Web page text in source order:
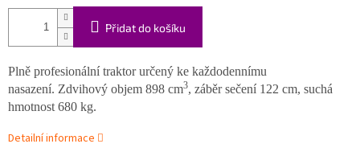
Přidat do košíku
Plně profesionální traktor určený ke každodennímu
nasazení. Zdvihový objem 898 cm3, záběr sečení 122 cm, suchá
hmotnost 680 kg.
Detailní informace